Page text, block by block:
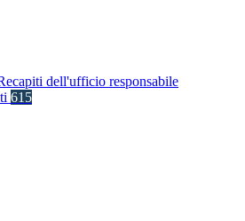
dell'ufficio responsabile
615